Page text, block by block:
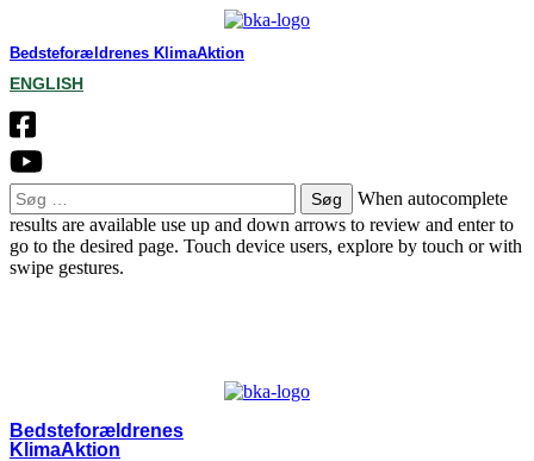
Bedsteforældrenes KlimaAktion
ENGLISH
Søg
efter:
When autocomplete
results are available use up and down arrows to review and enter to
go to the desired page. Touch device users, explore by touch or with
swipe gestures.
Bedsteforældrenes
KlimaAktion​